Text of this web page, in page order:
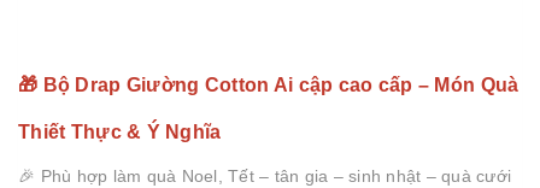
🎁 Bộ Drap Giường Cotton Ai cập cao cấp – Món Quà
Thiết Thực & Ý Nghĩa
🎉 Phù hợp làm quà Noel, Tết – tân gia – sinh nhật – quà cưới